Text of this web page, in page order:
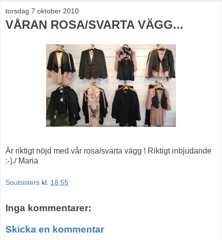
torsdag 7 oktober 2010
VÅRAN ROSA/SVARTA VÄGG...
Är riktigt nöjd med vår rosa/svarta vägg ! Riktigt inbjudande
:-)./ Maria
Soulsisters kl. 18:55
Inga kommentarer:
Skicka en kommentar